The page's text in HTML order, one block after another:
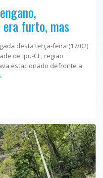
furto, mas
desta terça-feira (17/02)
de Ipu-CE, região
estacionado defronte a